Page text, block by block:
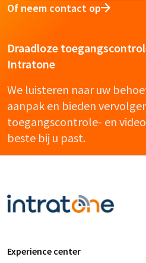
Of neem contact op
Draadloze
Intratone
We luisteren naar uw
aanpak en bieden
toegangscontrole- en
beste bij u past.
Experience center